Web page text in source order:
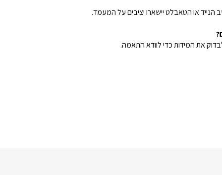
או הטאבלט יישארו יציבים על המעמד.
את המידות כדי לוודא התאמה.